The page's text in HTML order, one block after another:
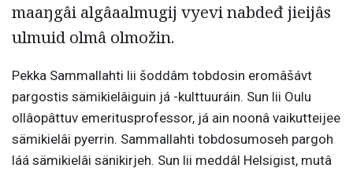
maaŋgâi algâaalmugij vyevi nabdeđ jieijâs
ulmuid olmâ olmožin.
Pekka Sammallahti lii šoddâm tobdosin eromâšávt
pargostis sämikielâiguin já -kulttuuráin. Sun lii Oulu
ollâopâttuv emeritusprofessor, já ain noonâ vaikutteijee
sämikielâi pyerrin. Sammallahti tobdosumoseh pargoh
láá sämikielâi sänikirjeh. Sun lii meddâl Helsigist, mutâ